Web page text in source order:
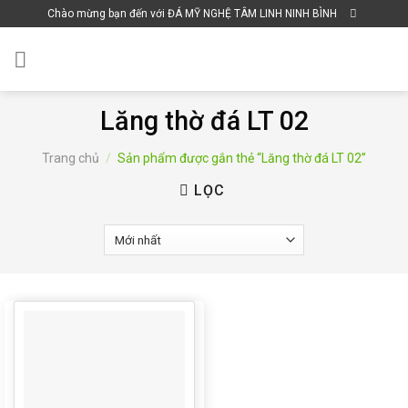
to
content
Chào mừng bạn đến với ĐÁ MỸ NGHỆ TÂM LINH NINH BÌNH
Lăng thờ đá LT 02
Trang chủ / Sản phẩm được gắn thẻ “Lăng thờ đá LT 02”
LỌC